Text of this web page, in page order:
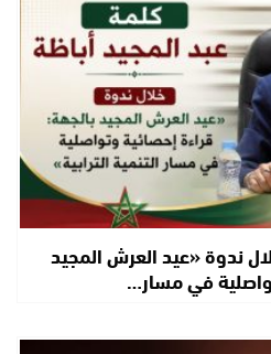
ندوة «عيد العرش المجيد
في مسار…